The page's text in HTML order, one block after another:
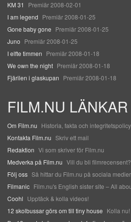
KM 31
Premiär 2008-02-01
I am legend Premiär 2008-01-25
Gone baby gone Premiär 2008-01-25
Juno Premiär 2008-01-25
I elfte timmen Premiär 2008-01-18
We own the night Premiär 2008-01-18
Fjärilen i glaskupan Premiär 2008-01-18
FILM.NU LÄNKAR
Om Film.nu Historia, fakta och integritetspolicy
Kontakta Film.nu Skriv ett mail
Redaktion Vi som skriver för Film.nu
Medverka på Film.nu Vill du bli filmrecensent?
Följ oss Så hittar du Film.nu på sociala medier
Filmanic Film.nu's English sister site – All
Coohl Upptäck & kolla videos!
12 skolbussar görs om till tiny house Kolla nu!